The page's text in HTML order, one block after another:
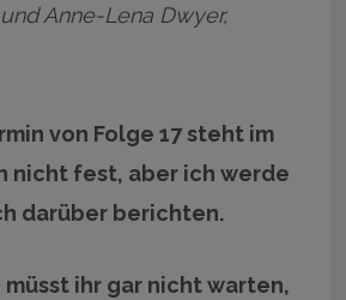
Anne-Lena Dwyer,
von Folge 17 steht im
nicht fest, aber ich werde
darüber berichten.
müsst ihr gar nicht warten,